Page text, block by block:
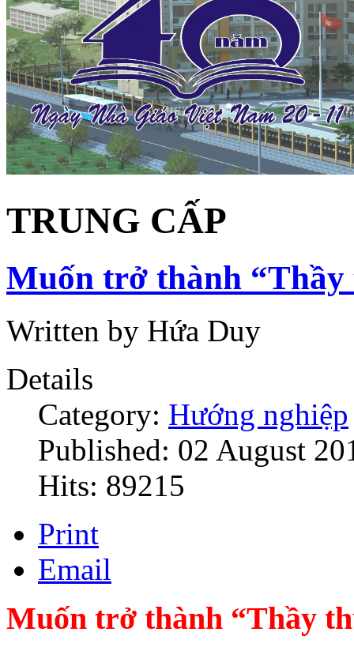
TRUNG CẤP
Muốn trở thành “Thầy
Written by Hứa Duy
Details
Category: Hướng nghiệp
Published: 02 August
Hits: 89215
Print
Email
Muốn trở thành “Thầy